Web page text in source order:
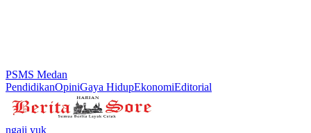
PSMS Medan
PendidikanOpiniGaya HidupEkonomiEditorial
ngaji yuk